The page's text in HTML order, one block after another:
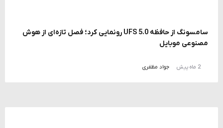
سامسونگ از حافظه UFS 5.0 رونمایی کرد؛ فصل تازه‌ای از هوش
مصنوعی موبایل
2 ماه پیش جواد مظفری